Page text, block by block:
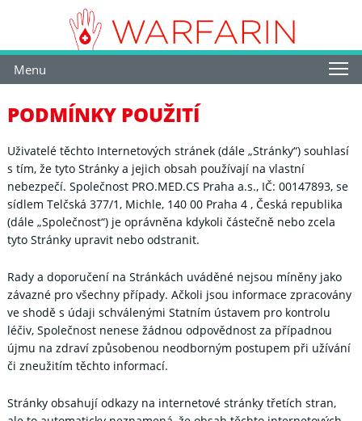
Menu
PODMÍNKY POUŽITÍ
Uživatelé těchto Internetových stránek (dále „Stránky“) souhlasí
s tím, že tyto Stránky a jejich obsah používají na vlastní
nebezpečí. Společnost PRO.MED.CS Praha a.s., IČ: 00147893, se
sídlem Telčská 377/1, Michle, 140 00 Praha 4 , Česká republika
(dále „Společnost“) je oprávněna kdykoli částečně nebo zcela
tyto Stránky upravit nebo odstranit.
Rady a doporučení na Stránkách uváděné nejsou míněny jako
závazné pro všechny případy. Ačkoli jsou informace zpracovány
ve shodě s údaji schválenými Statním ústavem pro kontrolu
léčiv, Společnost nenese žádnou odpovědnost za případnou
újmu na zdraví způsobenou neodborným postupem při užívání
či zneužitím těchto informací.
Stránky obsahují odkazy na internetové stránky třetích stran,